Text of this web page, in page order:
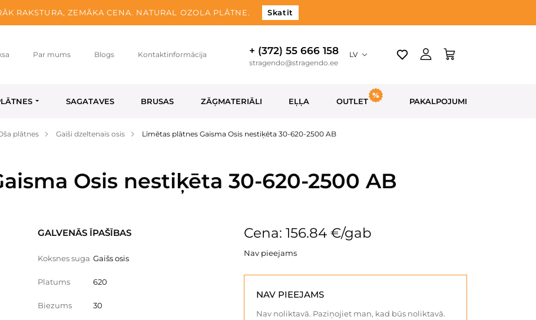
RAKSTURA, ZEMĀKA CENA. NATURAL OZOLA PLĀTNE. Skatīt
Par mums Blogs Kontaktinformācija + (372) 55 666 158
stragendo@stragendo.ee
LV
SAGATAVES BRUSAS ZĀĢMATERIĀLI EĻĻA OUTLET PAKALPOJUMI
plātnes Gaiši dzeltenais osis Līmētas plātnes Gaisma Osis nestiķēta 30-620-2500 AB
Osis nestiķēta 30-620-2500 AB
GALVENĀS ĪPAŠĪBAS
Koksnes suga Gaišs osis
Platums 620
Biezums 30
Cena: 156.84 €/gab
Nav pieejams
NAV PIEEJAMS
Nav noliktavā. Paziņojiet man, kad būs noliktavā.